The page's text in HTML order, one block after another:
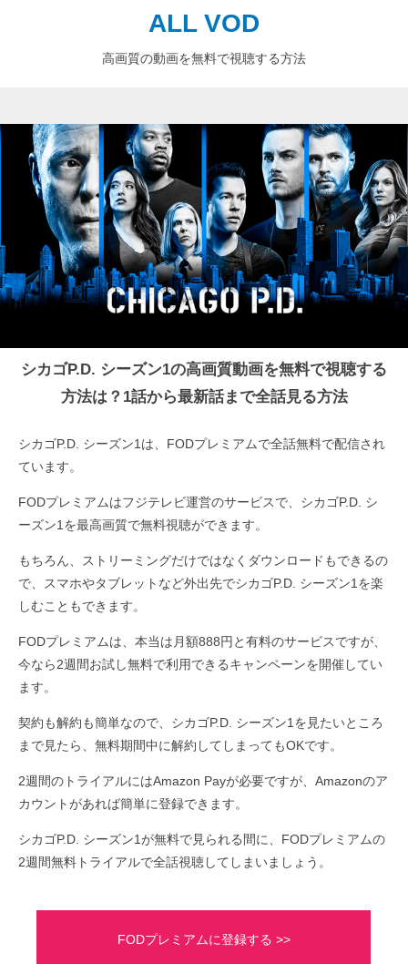
ALL VOD
高画質の動画を無料で視聴する方法
シカゴP.D. シーズン1の高画質動画を無料で視聴する
方法は？1話から最新話まで全話見る方法
シカゴP.D. シーズン1は、FODプレミアムで全話無料で配信され
ています。
FODプレミアムはフジテレビ運営のサービスで、シカゴP.D. シ
ーズン1を最高画質で無料視聴ができます。
もちろん、ストリーミングだけではなくダウンロードもできるの
で、スマホやタブレットなど外出先でシカゴP.D. シーズン1を楽
しむこともできます。
FODプレミアムは、本当は月額888円と有料のサービスですが、
今なら2週間お試し無料で利用できるキャンペーンを開催してい
ます。
契約も解約も簡単なので、シカゴP.D. シーズン1を見たいところ
まで見たら、無料期間中に解約してしまってもOKです。
2週間のトライアルにはAmazon Payが必要ですが、Amazonのア
カウントがあれば簡単に登録できます。
シカゴP.D. シーズン1が無料で見られる間に、FODプレミアムの
2週間無料トライアルで全話視聴してしまいましょう。
FODプレミアムに登録する >>